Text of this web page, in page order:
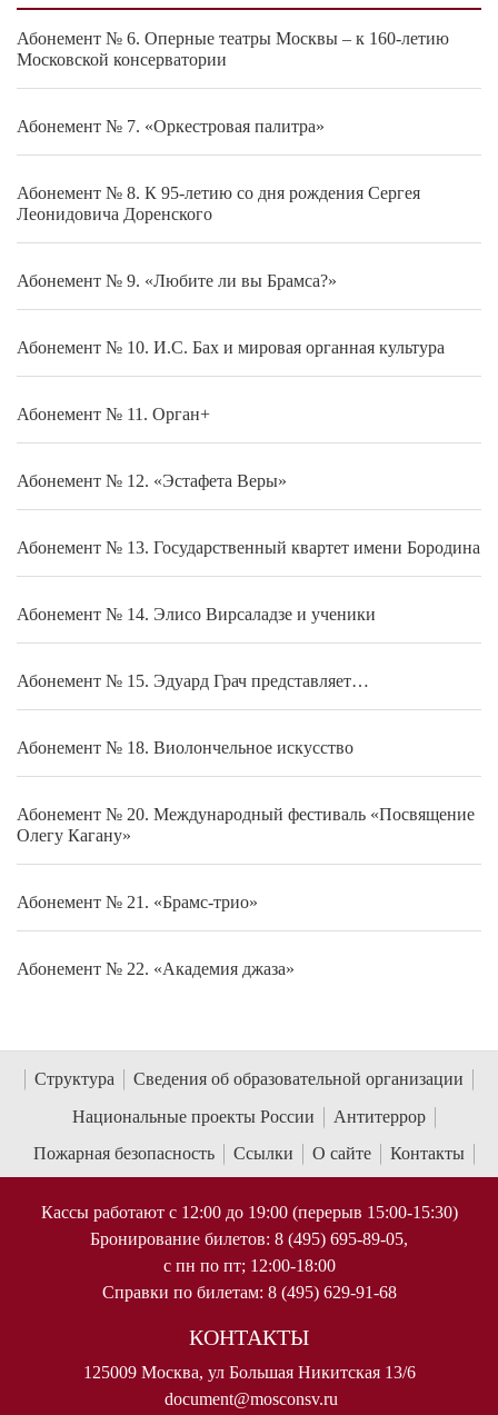
Абонемент № 6. Оперные театры Москвы – к 160-летию
Московской консерватории
Абонемент № 7. «Оркестровая палитра»
Абонемент № 8. К 95-летию со дня рождения Сергея
Леонидовича Доренского
Абонемент № 9. «Любите ли вы Брамса?»
Абонемент № 10. И.С. Бах и мировая органная культура
Абонемент № 11. Орган+
Абонемент № 12. «Эстафета Веры»
Абонемент № 13. Государственный квартет имени Бородина
Абонемент № 14. Элисо Вирсаладзе и ученики
Абонемент № 15. Эдуард Грач представляет…
Абонемент № 18. Виолончельное искусство
Абонемент № 20. Международный фестиваль «Посвящение
Олегу Кагану»
Абонемент № 21. «Брамс-трио»
Абонемент № 22. «Академия джаза»
Структура
Сведения об образовательной организации
Национальные проекты России
Антитеррор
Пожарная безопасность
Ссылки О сайте Контакты
Кассы работают с 12:00 до 19:00 (перерыв 15:00-15:30)
Бронирование билетов: 8 (495) 695-89-05,
с пн по пт; 12:00-18:00
Справки по билетам: 8 (495) 629-91-68
КОНТАКТЫ
125009 Москва, ул Большая Никитская 13/6
document@mosconsv.ru